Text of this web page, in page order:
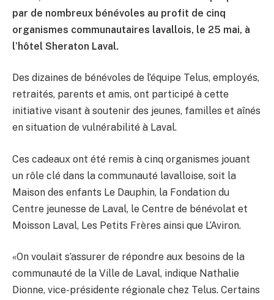
par de nombreux bénévoles au profit de cinq
organismes communautaires lavallois, le 25 mai, à
l’hôtel Sheraton Laval.
Des dizaines de bénévoles de l’équipe Telus, employés,
retraités, parents et amis, ont participé à cette
initiative visant à soutenir des jeunes, familles et aînés
en situation de vulnérabilité à Laval.
Ces cadeaux ont été remis à cinq organismes jouant
un rôle clé dans la communauté lavalloise, soit la
Maison des enfants Le Dauphin, la Fondation du
Centre jeunesse de Laval, le Centre de bénévolat et
Moisson Laval, Les Petits Frères ainsi que L’Aviron.
«On voulait s’assurer de répondre aux besoins de la
communauté de la Ville de Laval, indique Nathalie
Dionne, vice-présidente régionale chez Telus. Certains